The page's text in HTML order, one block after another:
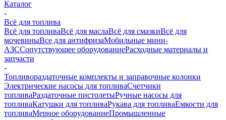
Каталог
-
Всё для топлива
Всё для топливаВсё для маслаВсё для смазкиВсё для
мочевиныВсе для антифризаМобильные мини-
АЗССопутствующее оборудованиеРасходные материалы и
запчасти
-
Топливораздаточные комплекты и заправочные колонки
Электрические насосы для топливаСчетчики
топливаРаздаточные пистолетыРучные насосы для
топливаКатушки для топливаРукава для топливаЕмкости для
топливаМерное оборудованиеПромышленные